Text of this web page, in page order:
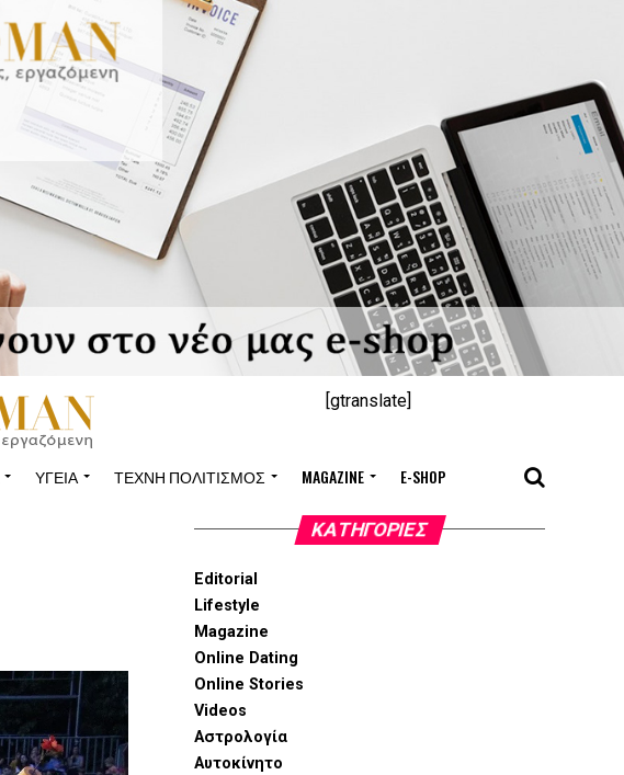
[gtranslate]
ΥΓΕΊΑ ΤΈΧΝΗ ΠΟΛΙΤΙΣΜΌΣ MAGAZINE E-SHOP
KΑΤΗΓΟΡΊΕΣ
Editorial
Lifestyle
Magazine
Online Dating
Online Stories
Videos
Αστρολογία
Αυτοκίνητο